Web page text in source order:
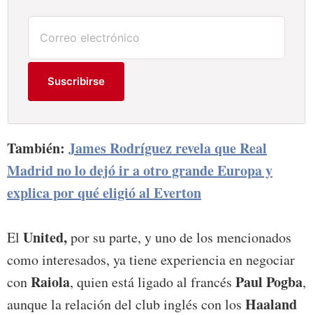
Suscribirse
También: James Rodríguez revela que Real
Madrid no lo dejó ir a otro grande Europa y
explica por qué eligió al Everton
El United,por su parte, y uno de los mencionados
como interesados, ya tiene experiencia en negociar
conRaiola, quien está ligado al francés Paul Pogba,
aunque la relación del club inglés con los Haaland